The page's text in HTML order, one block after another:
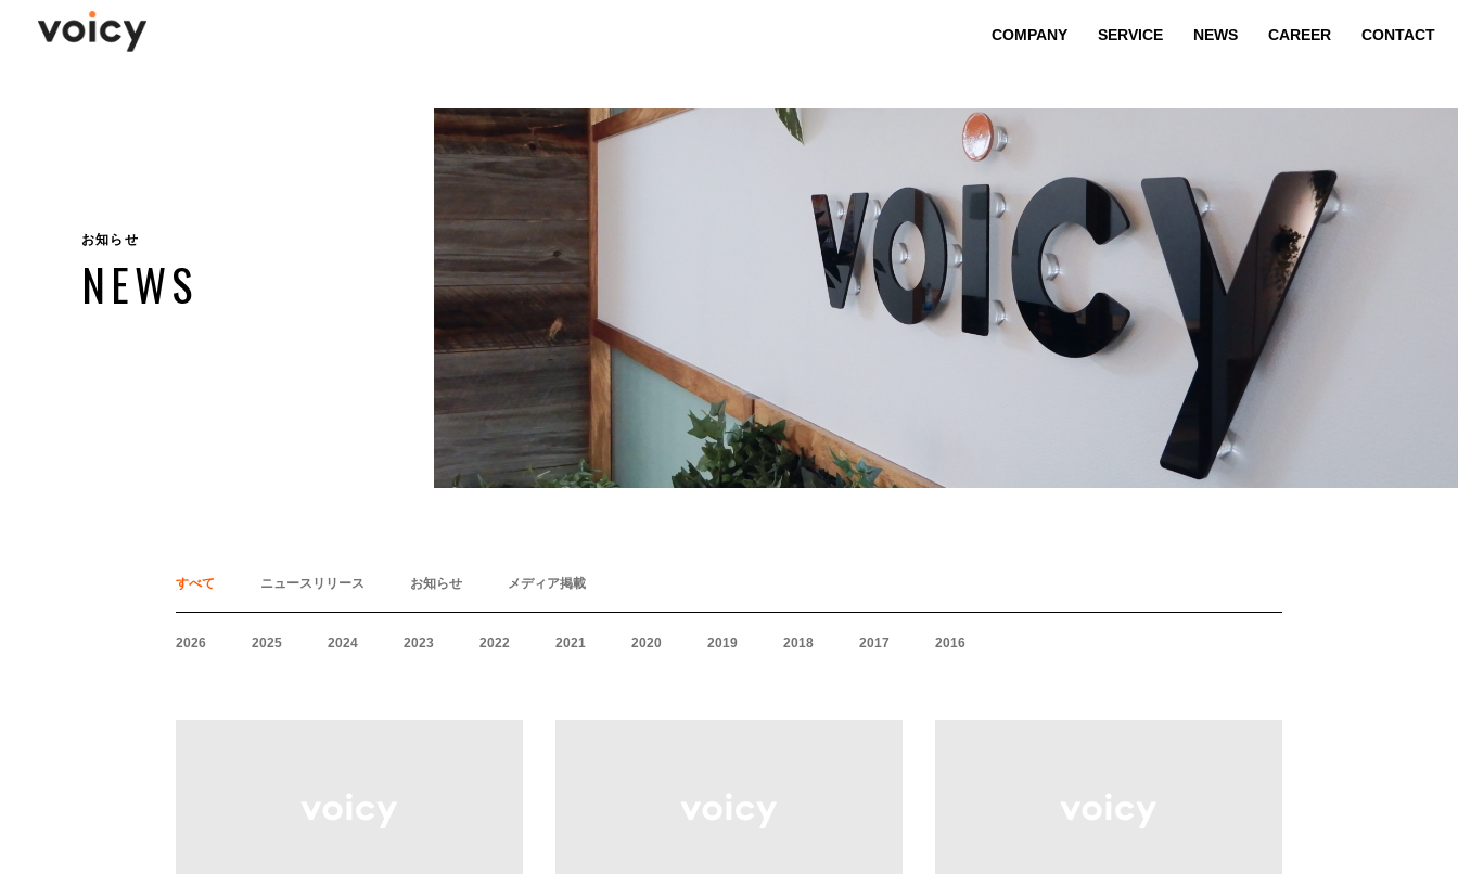
COMPANY SERVICE NEWS CAREER CONTACT
COMPANY SERVICE NEWS CAREER CONTACT
お知らせ
NEWS
すべて ニュースリリース お知らせ メディア掲載
2026 2025 2024 2023 2022 2021 2020 2019 2018 2017 2016